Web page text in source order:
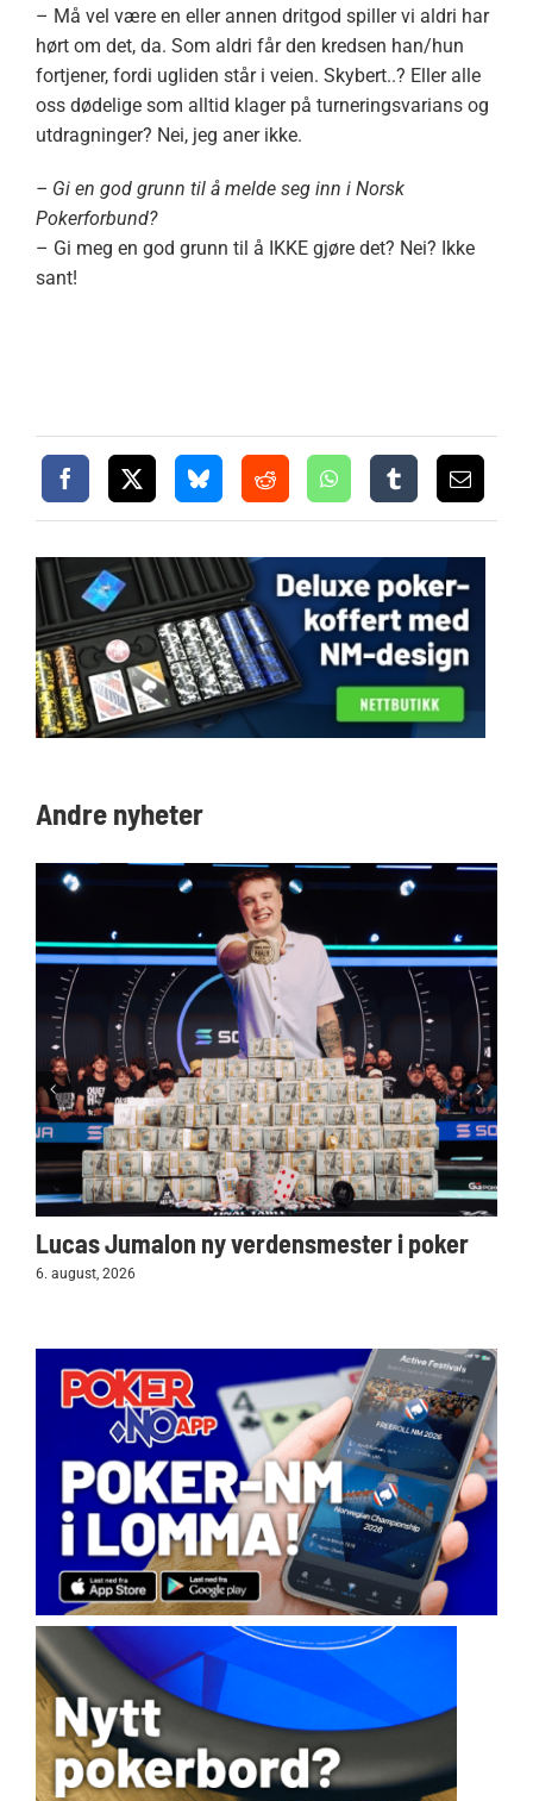
– Må vel være en eller annen dritgod spiller vi aldri har
hørt om det, da. Som aldri får den kredsen han/hun
fortjener, fordi ugliden står i veien. Skybert..? Eller alle
oss dødelige som alltid klager på turneringsvarians og
utdragninger? Nei, jeg aner ikke.
– Gi en god grunn til å melde seg inn i Norsk
Pokerforbund?
– Gi meg en god grunn til å IKKE gjøre det? Nei? Ikke
sant!
Andre nyheter
Lucas Jumalon ny verdensmester i poker
6. august, 2026